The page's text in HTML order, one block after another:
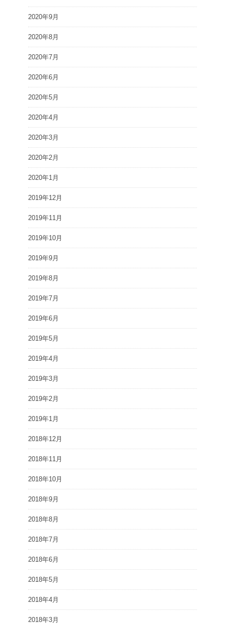
2020年9月
2020年8月
2020年7月
2020年6月
2020年5月
2020年4月
2020年3月
2020年2月
2020年1月
2019年12月
2019年11月
2019年10月
2019年9月
2019年8月
2019年7月
2019年6月
2019年5月
2019年4月
2019年3月
2019年2月
2019年1月
2018年12月
2018年11月
2018年10月
2018年9月
2018年8月
2018年7月
2018年6月
2018年5月
2018年4月
2018年3月